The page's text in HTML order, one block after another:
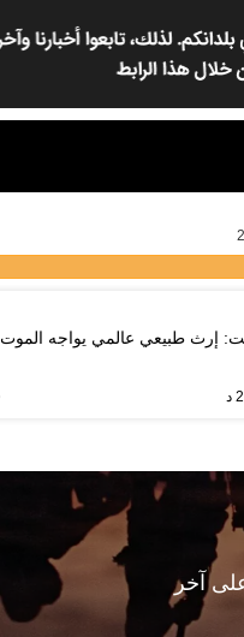
إرث طبيعي عالمي يواجه الموت
د
على آخر